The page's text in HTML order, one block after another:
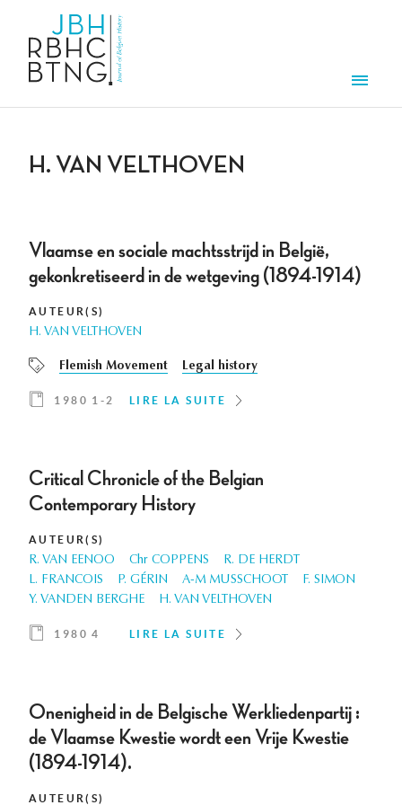
H. VAN VELTHOVEN
Vlaamse en sociale machtsstrijd in België,
gekonkretiseerd in de wetgeving (1894-1914)
AUTEUR(S)
H. VAN VELTHOVEN
Flemish Movement Legal history
1980 1-2 LIRE LA SUITE
Critical Chronicle of the Belgian
Contemporary History
AUTEUR(S)
R. VAN EENOO Chr COPPENS
R. DE HERDT
L. FRANCOIS
P. GÉRIN A-M MUSSCHOOT
F. SIMON
Y. VANDEN BERGHE
H. VAN VELTHOVEN
1980 4 LIRE LA SUITE
Onenigheid in de Belgische Werkliedenpartij :
de Vlaamse Kwestie wordt een Vrije Kwestie
(1894-1914).
AUTEUR(S)